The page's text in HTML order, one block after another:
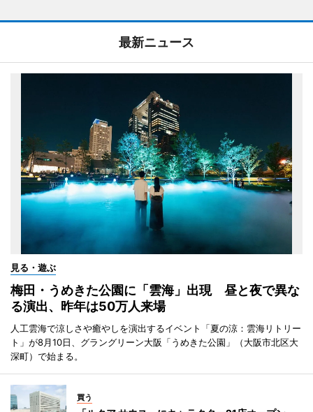
最新ニュース
見る・遊ぶ
梅田・うめきた公園に「雲海」出現 昼と夜で異な
る演出、昨年は50万人来場
人工雲海で涼しさや癒やしを演出するイベント「夏の涼：雲海リトリー
ト」が8月10日、グラングリーン大阪「うめきた公園」（大阪市北区大
深町）で始まる。
買う